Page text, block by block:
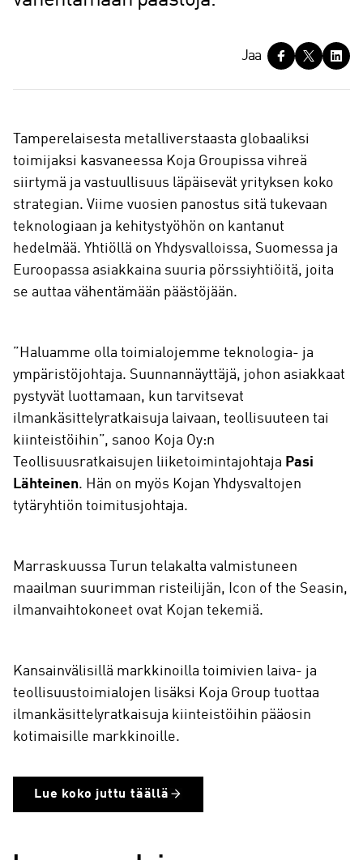
a
Jaa
Tamperelaisesta metalliverstaasta globaaliksi
toimijaksi kasvaneessa Koja Groupissa vihreä
siirtymä ja vastuullisuus läpäisevät yrityksen koko
strategian. Viime vuosien panostus sitä tukevaan
teknologiaan ja kehitystyöhön on kantanut
hedelmää. Yhtiöllä on Yhdysvalloissa, Suomessa ja
Euroopassa asiakkaina suuria pörssiyhtiöitä, joita
se auttaa vähentämään päästöjään.
”Haluamme olla toimialojemme teknologia- ja
ympäristöjohtaja. Suunnannäyttäjä, johon asiakkaat
pystyvät luottamaan, kun tarvitsevat
ilmankäsittelyratkaisuja laivaan, teollisuuteen tai
kiinteistöihin”, sanoo Koja Oy:n
Teollisuusratkaisujen liiketoimintajohtaja Pasi
Lähteinen. Hän on myös Kojan Yhdysvaltojen
tytäryhtiön toimitusjohtaja.
Marraskuussa Turun telakalta valmistuneen
maailman suurimman risteilijän, Icon of the Seasin,
ilmanvaihtokoneet ovat Kojan tekemiä.
Kansainvälisillä markkinoilla toimivien laiva- ja
teollisuustoimialojen lisäksi Koja Group tuottaa
ilmankäsittelyratkaisuja kiinteistöihin pääosin
kotimaisille markkinoille.
Lue koko juttu täällä